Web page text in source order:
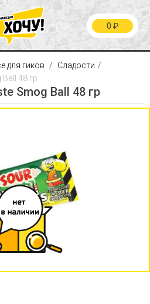
0 ₽
для гиков
Сладости
48 гр
Smog Ball 48 гр